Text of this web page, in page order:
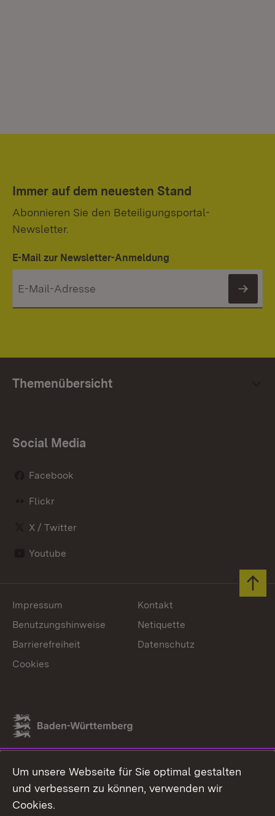
Immer auf dem neuesten Stand
Abonnieren Sie den Beteiligungsportal-
Newsletter.
E-Mail zur Newsletter-Anmeldung
Themenübersicht
Social Media
Facebook
Flickr
X / Twitter
Youtube
Link zum Landesportal
Impressum
Kontakt
Benutzungshinweise
Netiquette
Barrierefreiheit
Datenschutz
Cookies
Um unsere Webseite für Sie optimal gestalten
und verbessern zu können, verwenden wir
Cookies.